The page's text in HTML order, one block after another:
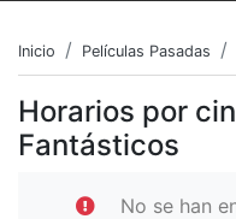
Inicio Películas Pasadas
Horarios por
Fantásticos
No se han